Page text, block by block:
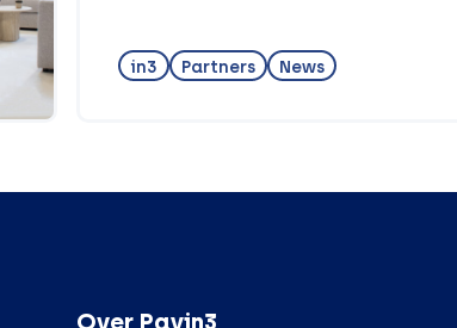
in3 Partners News
Over Payin3